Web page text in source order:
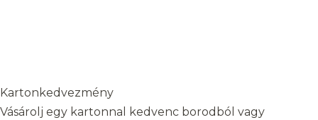
Kartonkedvezmény
Vásárolj egy kartonnal kedvenc borodból vagy